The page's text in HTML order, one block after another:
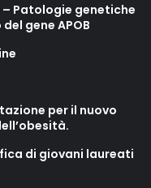
Patologie genetiche
gene APOB
per il nuovo
di giovani laureati